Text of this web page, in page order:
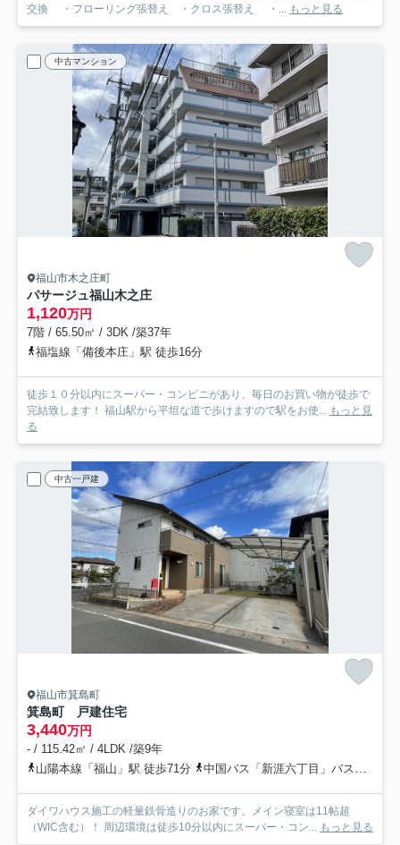
交換 ・フローリング張替え ・クロス張替え ・... もっと見る
中古マンション
福山市木之庄町
パサージュ福山木之庄
1,120万円
7階 / 65.50㎡ / 3DK /築37年
福塩線「備後本庄」駅 徒歩16分
徒歩１０分以内にスーパー・コンビニがあり、毎日のお買い物が徒歩で
完結致します！ 福山駅から平坦な道で歩けますので駅をお使...
もっと見
る
中古一戸建
福山市箕島町
箕島町 戸建住宅
3,440万円
- / 115.42㎡ / 4LDK /築9年
山陽本線「福山」駅 徒歩71分
中国バス「新涯六丁目」バス停下車 徒歩5分
ダイワハウス施工の軽量鉄骨造りのお家です。メイン寝室は11帖超
（WIC含む）！ 周辺環境は徒歩10分以内にスーパー・コン...
もっと見る